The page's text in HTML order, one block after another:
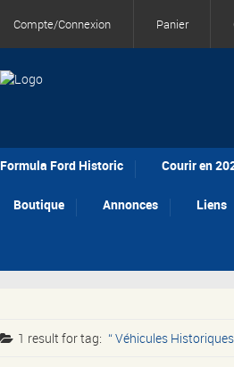
Compte/Connexion Panier
Formula Ford Historic Courir en
Boutique Annonces Liens
1 result fortag: Véhicules Historiques